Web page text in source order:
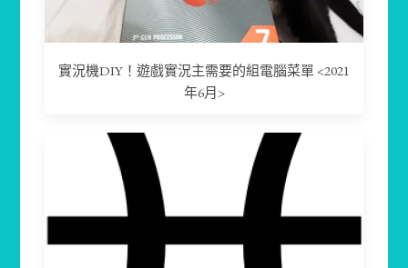
實況機DIY！遊戲實況主需要的組電腦菜單 <2021
年6月>